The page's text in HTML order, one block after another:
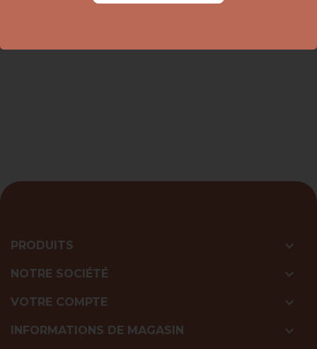
PRODUITS 
NOTRE SOCIÉTÉ 
VOTRE COMPTE 
INFORMATIONS DE MAGASIN 